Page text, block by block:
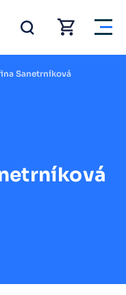
Sanetrníková